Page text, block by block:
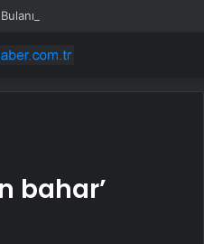
bahar’